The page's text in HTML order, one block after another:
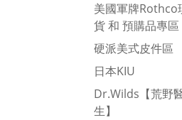
美國軍牌Rothco
貨 和 預購品專區
硬派美式皮件區
日本KIU
Dr.Wilds【荒野
生】